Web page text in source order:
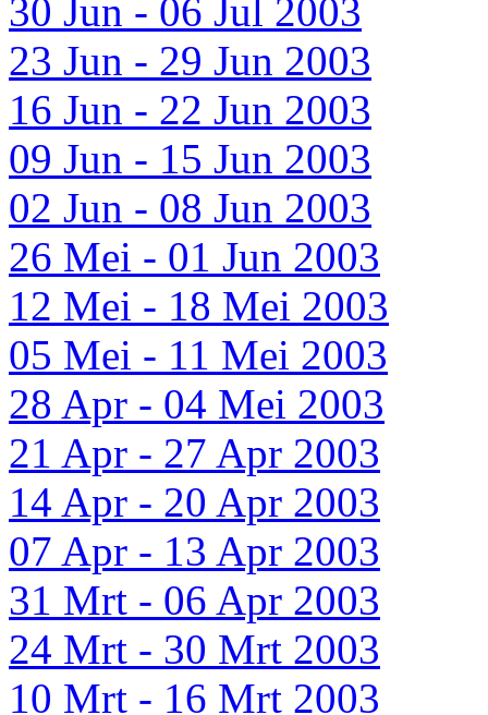
30 Jun - 06 Jul 2003
23 Jun - 29 Jun 2003
16 Jun - 22 Jun 2003
09 Jun - 15 Jun 2003
02 Jun - 08 Jun 2003
26 Mei - 01 Jun 2003
12 Mei - 18 Mei 2003
05 Mei - 11 Mei 2003
28 Apr - 04 Mei 2003
21 Apr - 27 Apr 2003
14 Apr - 20 Apr 2003
07 Apr - 13 Apr 2003
31 Mrt - 06 Apr 2003
24 Mrt - 30 Mrt 2003
10 Mrt - 16 Mrt 2003